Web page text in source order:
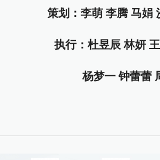
策划：李萌 李腾 马娟
执行：杜昱辰 林妍
杨梦一 钟蕾蕾